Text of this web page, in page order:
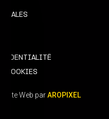
COOKIES
Site Web parAROPIXEL